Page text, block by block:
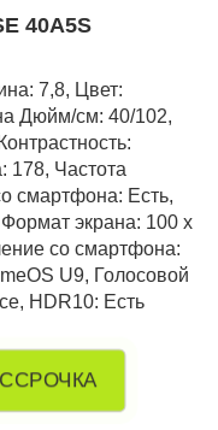
40A5S
7,8, Цвет:
Дюйм/см: 40/102,
178, Частота
смартфона: Есть,
экрана: 100 х
со смартфона:
U9, Голосовой
HDR10: Есть